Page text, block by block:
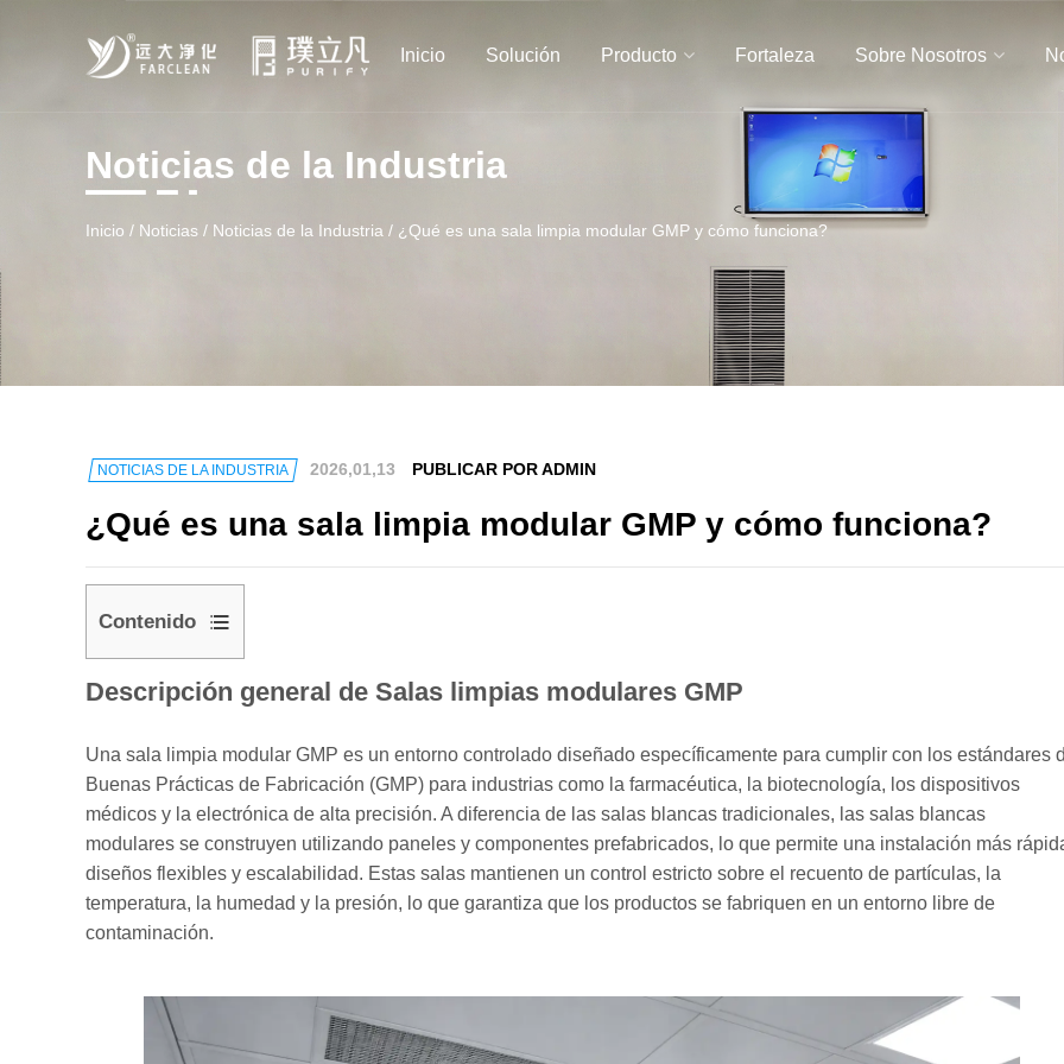
Inicio Solución Producto Fortaleza Sobre Nosotros
Noticias de la Industria
Inicio / Noticias / Noticias de la Industria / ¿Qué es una sala limpia modular GMP y cómo funciona?
NOTICIAS DE LA INDUSTRIA 2026,01,13 PUBLICAR POR ADMIN
¿Qué es una sala limpia modular GMP y cómo funciona?
Contenido
1
Descripción
de
Salas
limpias
modulares
GMP
Descripción general de Salas limpias modulares GMP
Una sala limpia modular GMP es un entorno controlado diseñado específicamente para cumplir con los estándares
Buenas Prácticas de Fabricación (GMP) para industrias como la farmacéutica, la biotecnología, los dispositivos
médicos y la electrónica de alta precisión. A diferencia de las salas blancas tradicionales, las salas blancas
modulares se construyen utilizando paneles y componentes prefabricados, lo que permite una instalación más
diseños flexibles y escalabilidad. Estas salas mantienen un control estricto sobre el recuento de partículas, la
temperatura, la humedad y la presión, lo que garantiza que los productos se fabriquen en un entorno libre de
contaminación.